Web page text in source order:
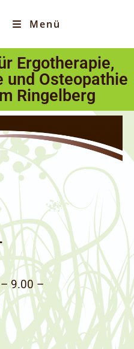
Menü
Ergotherapie,
und Osteopathie
Ringelberg
– 9.00 –